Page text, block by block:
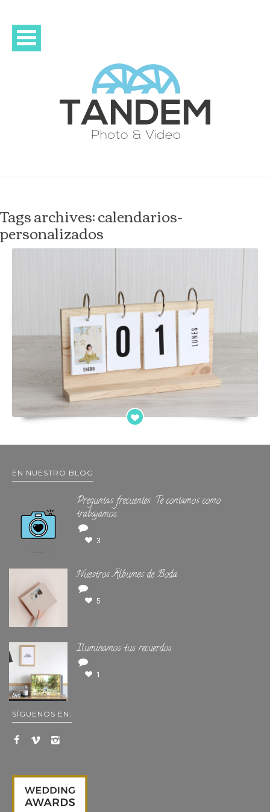
Tags archives: calendarios-
personalizados
EN NUESTRO BLOG
Preguntas frecuentes. Te contamos como
trabajamos.
3
Nuestros Álbumes de Boda
5
Iluminamos tus recuerdos
1
SÍGUENOS EN: